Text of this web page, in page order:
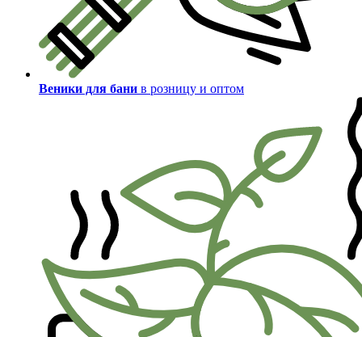
Веники для бани в розницу и оптом